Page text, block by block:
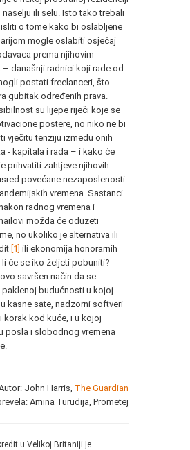
ili selu. Isto tako trebali
o tome kako bi oslabljene
mogle oslabiti osjećaj
prema njihovim
današnji radnici koji rade od
postati freelanceri, što
gubitak određenih prava.
su lijepe riječi koje se
postere, no niko ne bi
vječitu tenziju između onih
- kapitala i rada – i kako će
prihvatiti zahtjeve njihovih
povećane nezaposlenosti
vremena. Sastanci
radnog vremena i
možda će oduzeti
no ukoliko je alternativa ili
[1] ili ekonomija honorarnih
li će se iko željeti pobuniti?
savršen način da se
budućnosti u kojoj
kasne sate, nadzorni softveri
korak kod kuće, i u kojoj
posla i slobodnog vremena
John Harris, The Guardian
Amina Turudija, Prometej
u Velikoj Britaniji je